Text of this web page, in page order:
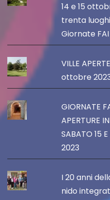
14 e 15
trenta
Giornate
VILLE
ottobre
GIORNATE
APERTURE
SABATO 15
2023
I 20 anni
nido